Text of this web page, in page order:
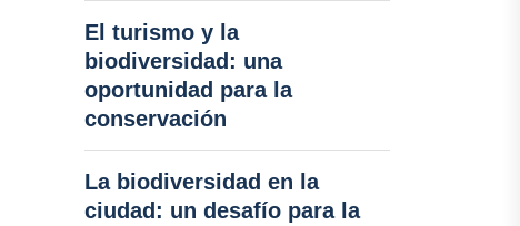
El turismo y la
biodiversidad: una
oportunidad para la
conservación
La biodiversidad en la
ciudad: un desafío para la